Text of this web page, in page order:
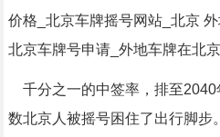
价格_北京车牌摇号网站_北京
北京车牌号申请_外地车牌在北京
千分之一的中签率，排至2040
数北京人被摇号困住了出行脚步